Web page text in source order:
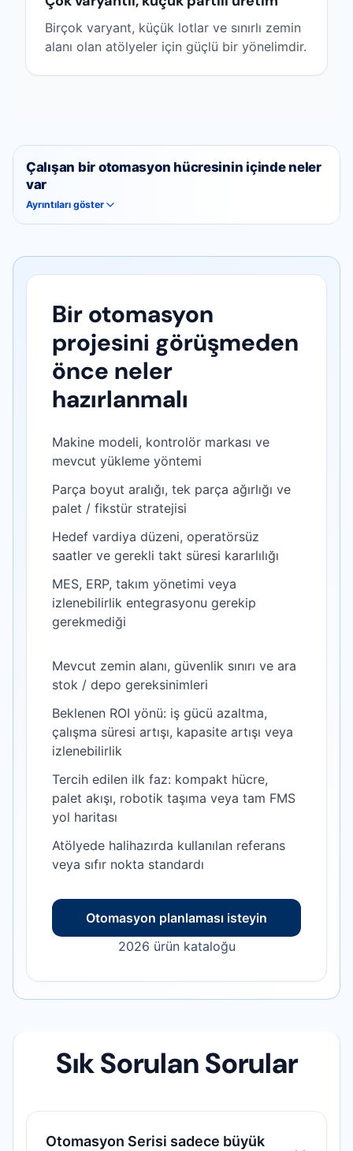
Birçok varyant, küçük lotlar ve sınırlı zemin
alanı olan atölyeler için güçlü bir yönelimdir.
Çalışan bir otomasyon hücresinin içinde neler
var
Ayrıntıları göster
Bir otomasyon
projesini görüşmeden
önce neler
hazırlanmalı
Makine modeli, kontrolör markası ve
mevcut yükleme yöntemi
Parça boyut aralığı, tek parça ağırlığı ve
palet / fikstür stratejisi
Hedef vardiya düzeni, operatörsüz
saatler ve gerekli takt süresi kararlılığı
MES, ERP, takım yönetimi veya
izlenebilirlik entegrasyonu gerekip
gerekmediği
Mevcut zemin alanı, güvenlik sınırı ve ara
stok / depo gereksinimleri
Beklenen ROI yönü: iş gücü azaltma,
çalışma süresi artışı, kapasite artışı veya
izlenebilirlik
Tercih edilen ilk faz: kompakt hücre,
palet akışı, robotik taşıma veya tam FMS
yol haritası
Atölyede halihazırda kullanılan referans
veya sıfır nokta standardı
Otomasyon planlaması isteyin
2026 ürün kataloğu
Sık Sorulan Sorular
Otomasyon Serisi sadece büyük